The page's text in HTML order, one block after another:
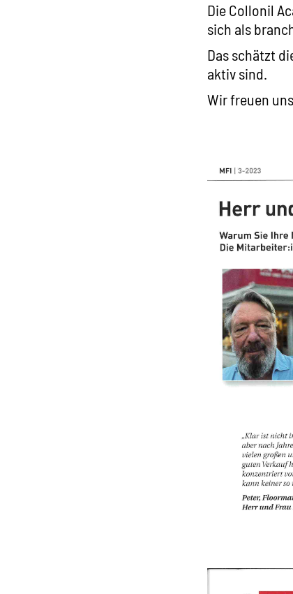
Die Collonil
sich als
Das schätzt
aktiv sind.
Wir freuen